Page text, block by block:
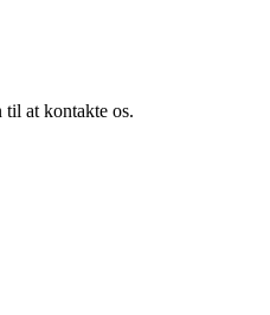
at kontakte os.